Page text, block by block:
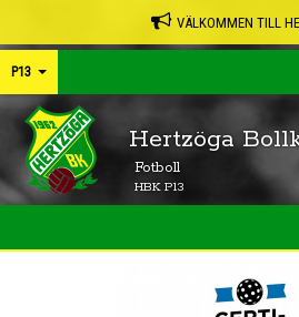
VÄLKOMMEN TILL
P13
Hertzöga
Fotboll
HBK P13